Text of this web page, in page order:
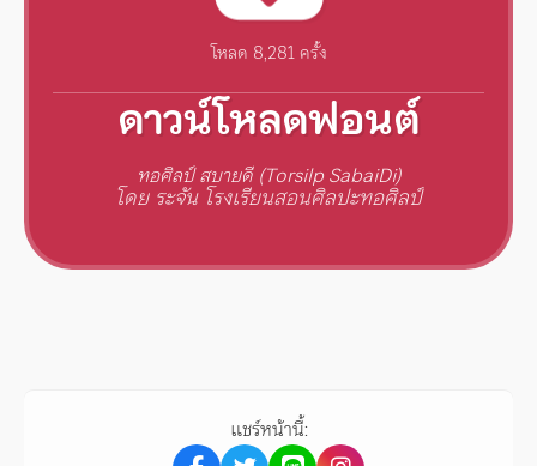
โหลด 8,281 ครั้ง
ดาวน์โหลดฟอนต์
ทอศิลป์ สบายดี (Torsilp SabaiDi)
โดย ระจัน โรงเรียนสอนศิลปะทอศิลป์
แชร์หน้านี้: